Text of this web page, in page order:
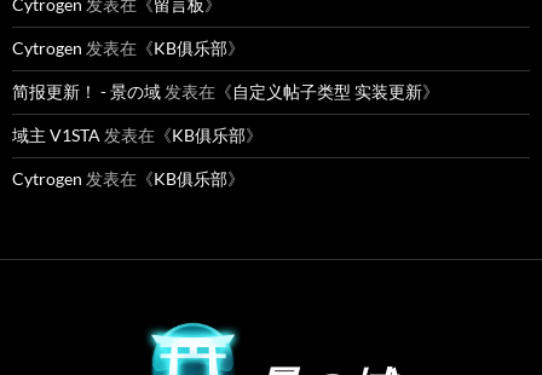
Cytrogen 发表在《KB俱乐部》
简报更新！ - 景の域 发表在《自定义帖子类型 实装更新》
域主 V1STA 发表在《KB俱乐部》
Cytrogen 发表在《KB俱乐部》